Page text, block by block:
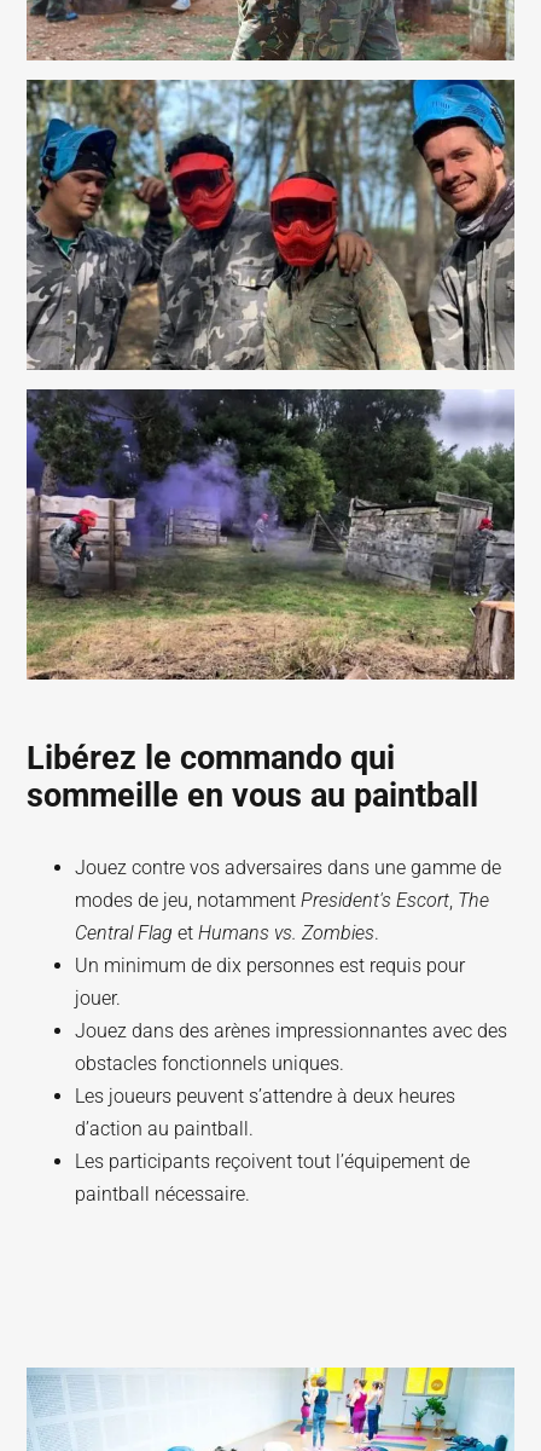
Libérez le commando qui
sommeille en vous au paintball
Jouez contre vos adversaires dans une gamme de
modes de jeu, notammentPresident's Escort, The
Central Flag etHumans vs. Zombies.
Un minimum de dix personnes est requis pour
jouer.
Jouez dans des arènes impressionnantes avec des
obstacles fonctionnels uniques.
Les joueurs peuvent s’attendre à deux heures
d’action au paintball.
Les participants reçoivent tout l’équipement de
paintball nécessaire.